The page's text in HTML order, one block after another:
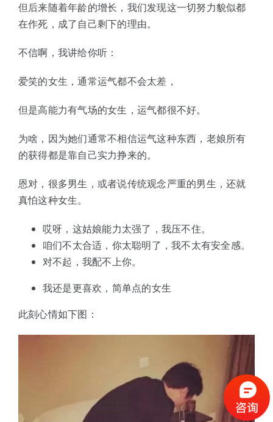
但后来随着年龄的增长，我们发现这一切努力貌似都
在作死，成了自己剩下的理由。
不信啊，我讲给你听：
爱笑的女生，通常运气都不会太差，
但是高能力有气场的女生，运气都很不好。
为啥，因为她们通常不相信运气这种东西，老娘所有
的获得都是靠自己实力挣来的。
恩对，很多男生，或者说传统观念严重的男生，还就
真怕这种女生。
哎呀，这姑娘能力太强了，我压不住。
咱们不太合适，你太聪明了，我不太有安全感。
对不起，我配不上你。
我还是更喜欢，简单点的女生
此刻心情如下图：